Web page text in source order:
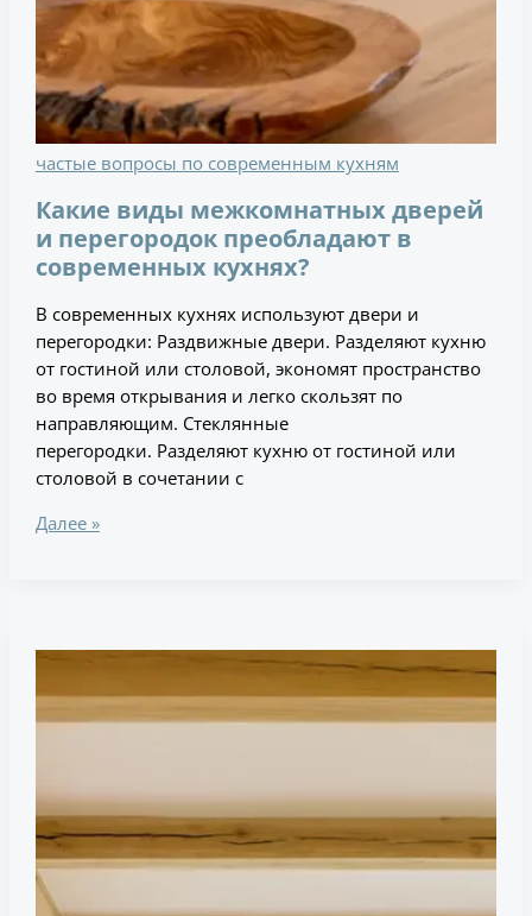
частые вопросы по современным кухням
Какие виды межкомнатных дверей
и перегородок преобладают в
современных кухнях?
В современных кухнях используют двери и
перегородки: Раздвижные двери. Разделяют кухню
от гостиной или столовой, экономят пространство
во время открывания и легко скользят по
направляющим. Стеклянные
перегородки. Разделяют кухню от гостиной или
столовой в сочетании с
Далее »
оконных
конструкций
современных
кухнях?